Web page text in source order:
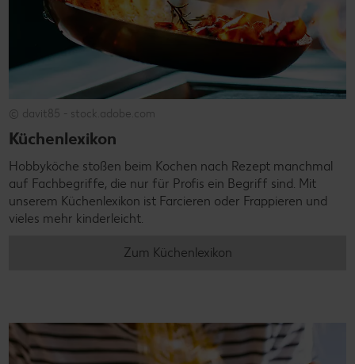
© davit85 - stock.adobe.com
Küchenlexikon
Hobbyköche stoßen beim Kochen nach Rezept manchmal
auf Fachbegriffe, die nur für Profis ein Begriff sind. Mit
unserem Küchenlexikon ist Farcieren oder Frappieren und
vieles mehr kinderleicht.
Zum Küchenlexikon